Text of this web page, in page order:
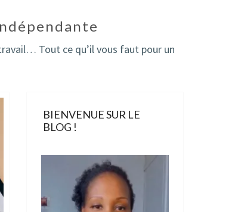
Tout ce qu’il vous faut pour un
BIENVENUE SUR LE
BLOG !